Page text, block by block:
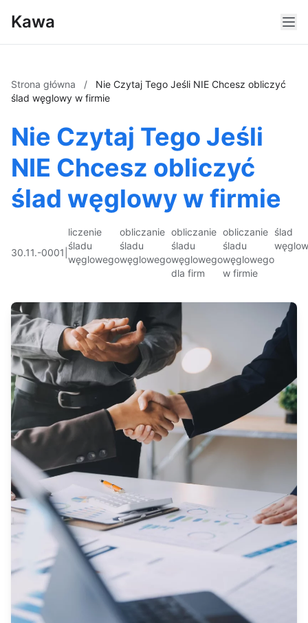
Kawa
Strona główna /
Nie Czytaj Tego Jeśli NIE Chcesz obliczyć
ślad węglowy w firmie
Nie Czytaj Tego Jeśli
NIE Chcesz obliczyć
ślad węglowy w firmie
30.11.-0001
liczenie
śladu
węglowego
obliczanie
śladu
węglowego
obliczanie
śladu
węglowego
dla firm
obliczanie
śladu
węglowego
w firmie
ślad